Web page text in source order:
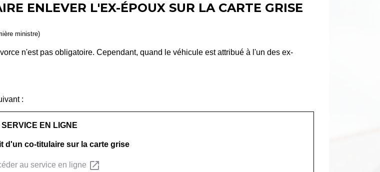
ENLEVER L'EX-ÉPOUX SUR LA CARTE GRISE
ministre)
n'est pas obligatoire. Cependant, quand le véhicule est attribué à l'un des ex-
:
SERVICE EN LIGNE
d'un co-titulaire sur la carte grise
au service en ligne open_in_new